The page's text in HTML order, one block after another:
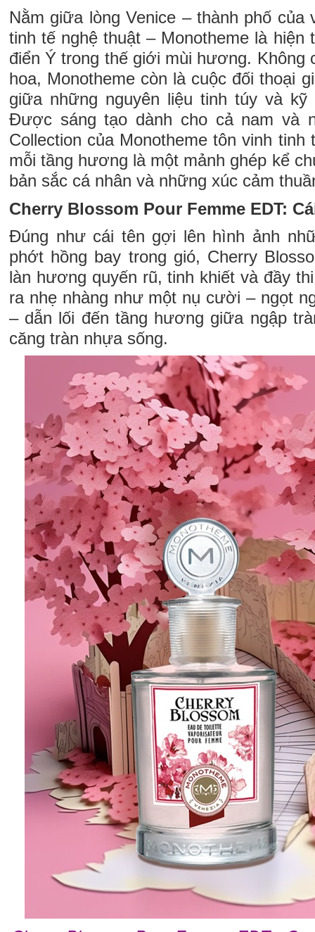
Nằm giữa lòng Venice – thành phố
tinh tế nghệ thuật – Monotheme là hiện
điển Ý trong thế giới mùi hương.
hoa, Monotheme còn là cuộc đối thoại
giữa những nguyên liệu tinh túy và
Được sáng tạo dành cho cả nam và
Collection của Monotheme tôn vinh
mỗi tầng hương là một mảnh ghép kể
bản sắc cá nhân và những xúc cảm
Cherry Blossom Pour Femme EDT:
Đúng như cái tên gợi lên hình ảnh
phớt hồng bay trong gió, Cherry
làn hương quyến rũ, tinh khiết và đầy
ra nhẹ nhàng như một nụ cười – ngọt
– dẫn lối đến tầng hương giữa ngập
căng tràn nhựa sống.